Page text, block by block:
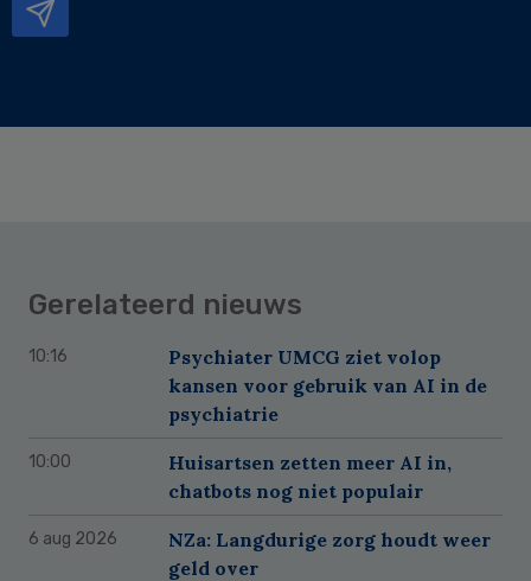
Gerelateerd nieuws
10:16
Psychiater UMCG ziet volop
kansen voor gebruik van AI in de
psychiatrie
10:00
Huisartsen zetten meer AI in,
chatbots nog niet populair
6 aug 2026
NZa: Langdurige zorg houdt weer
geld over